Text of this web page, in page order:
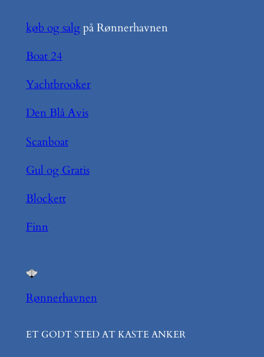
køb og salgpå Rønnerhavnen
Boat 24
Yachtbrooker
Den Blå Avis
Scanboat
Gul og Gratis
Blockett
Finn
Rønnerhavnen
ET GODT STED AT KASTE ANKER